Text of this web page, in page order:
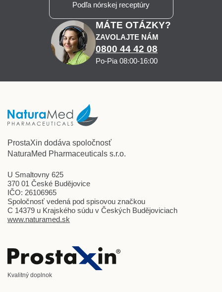
Podľa nórskej receptúry
MÁTE OTÁZKY?
ZAVOLAJTE NÁM
0800 44 42 08
Po-Pia 08:00-16:00
ProstaXin dodáva spoločnosť
NaturaMed Pharmaceuticals s.r.o.
U Smaltovny 625
370 01 České Budějovice
IČO: 26106965
Spoločnosť vedená pod spisovou značkou
C 14379 u Krajského súdu v Českých Budějoviciach
www.naturamed.sk
Kvalitný doplnok